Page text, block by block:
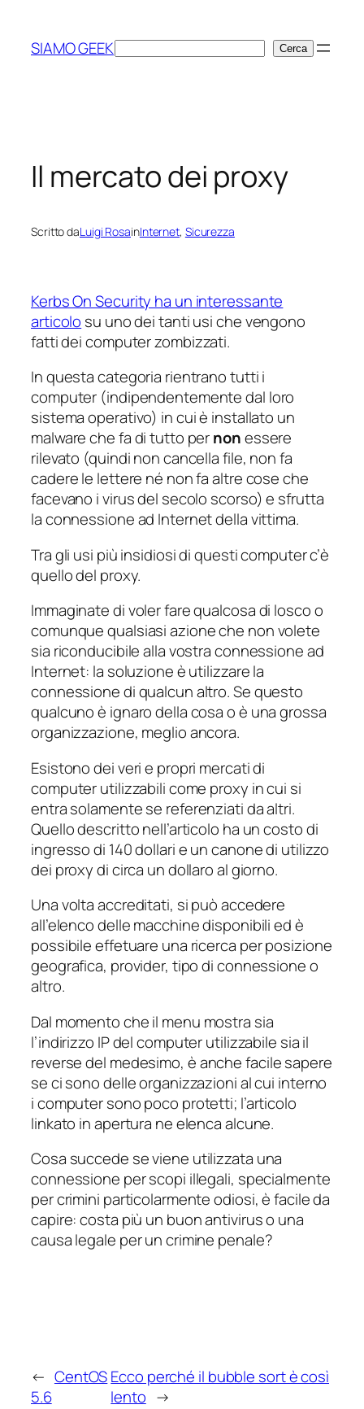
contenuto
SIAMO GEEKCerca Cerca
Il mercato dei proxy
Scritto daLuigi RosainInternet, Sicurezza
Kerbs On Security ha un interessante
articolo su uno dei tanti usi che vengono
fatti dei computerzombizzati.
In questa categoria rientrano tutti i
computer (indipendentemente dal loro
sistema operativo) in cui è installato un
malware che fa di tutto pernonessere
rilevato (quindi non cancella file, non fa
cadere le lettere né non fa altre cose che
facevano i virus del secolo scorso) e sfrutta
la connessione ad Internet della vittima.
Tra gli usi più insidiosi di questi computer c’è
quello del proxy.
Immaginate di voler fare qualcosa di losco o
comunque qualsiasi azione che non volete
sia riconducibile alla vostra connessione ad
Internet: la soluzione è utilizzare la
connessione di qualcun altro. Se questo
qualcuno è ignaro della cosa o è una grossa
organizzazione, meglio ancora.
Esistono dei veri e propri mercati di
computer utilizzabili come proxy in cui si
entra solamente se referenziati da altri.
Quello descritto nell’articolo ha un costo di
ingresso di 140 dollari e un canone di utilizzo
dei proxy di circa un dollaro al giorno.
Una volta accreditati, si può accedere
all’elenco delle macchine disponibili ed è
possibile effetuare una ricerca per posizione
geografica, provider, tipo di connessione o
altro.
Dal momento che il menu mostra sia
l’indirizzo IP del computer utilizzabile sia il
reversedel medesimo, è anche facile sapere
se ci sono delle organizzazioni al cui interno
i computer sono poco protetti; l’articolo
linkato in apertura ne elenca alcune.
Cosa succede se viene utilizzata una
connessione per scopi illegali, specialmente
per crimini particolarmente odiosi, è facile da
capire: costa più un buon antivirus o una
causa legale per un crimine penale?
← CentOS
5.6
Ecco perché il bubble sort è così
lento →